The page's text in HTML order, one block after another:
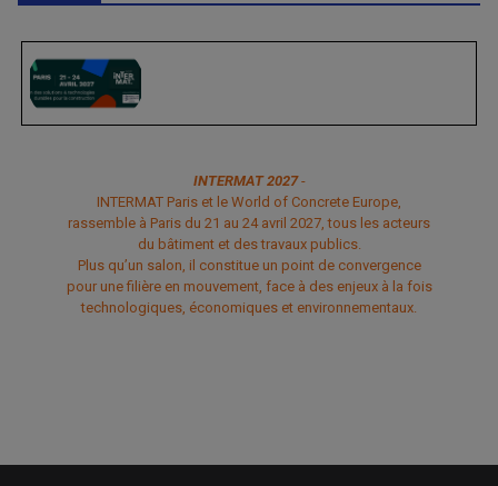
INTERMAT 2027-
INTERMAT Paris et le World of Concrete Europe,
rassemble à Paris du 21 au 24 avril 2027, tous les acteurs
du bâtiment et des travaux publics.
Plus qu’un salon, il constitue un point de convergence
pour une filière en mouvement, face à des enjeux à la fois
technologiques, économiques et environnementaux.